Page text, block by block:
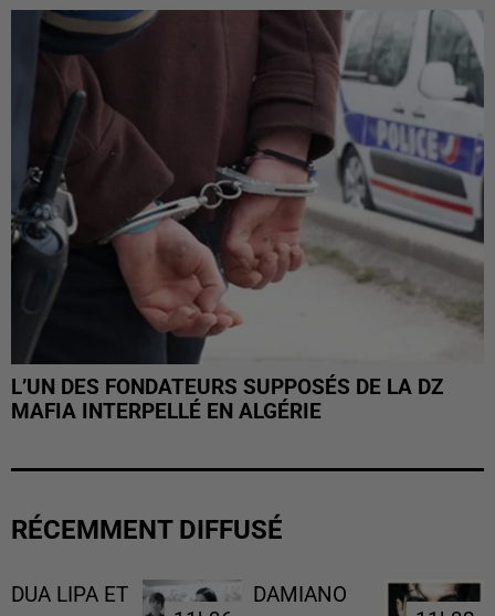
L’UN DES FONDATEURS SUPPOSÉS DE LA DZ
MAFIA INTERPELLÉ EN ALGÉRIE
RÉCEMMENT DIFFUSÉ
DUA LIPA ET
DAMIANO